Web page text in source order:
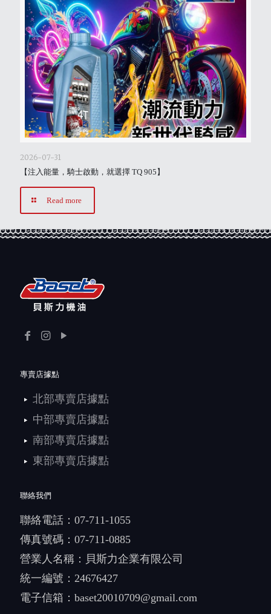
2026-07-31
【注入能量，騎士啟動，就選擇 TQ 905】
Read more
專賣店據點
北部專賣店據點
中部專賣店據點
南部專賣店據點
東部專賣店據點
聯絡我們
聯絡電話： 07-711-1055
傳真號碼：07-711-0885
營業人名稱：貝斯力企業有限公司
統一編號：24676427
電子信箱： baset20010709@gmail.com